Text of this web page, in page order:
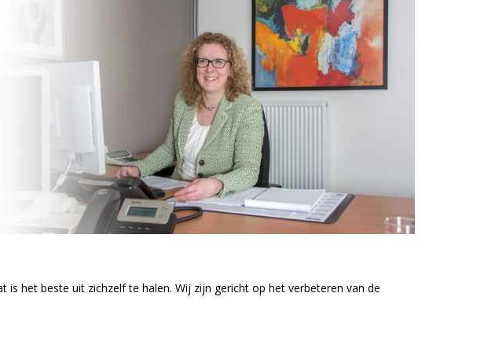
het beste uit zichzelf te halen. Wij zijn gericht op het verbeteren van de